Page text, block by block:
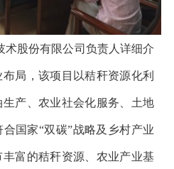
术股份有限公司负责人详细介
局，该项目以秸秆资源化利
产、农业社会化服务、土地
国家“双碳”战略及乡村产业
富的秸秆资源、农业产业基